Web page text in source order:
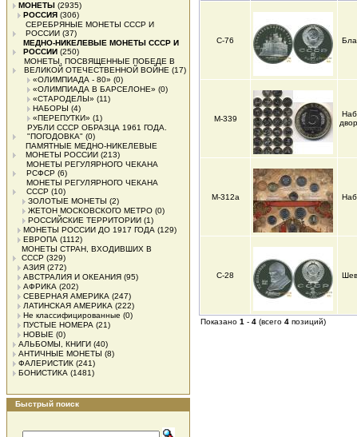
МОНЕТЫ (2935)
РОССИЯ (306)
СЕРЕБРЯНЫЕ МОНЕТЫ СССР И
РОССИИ (37)
МЕДНО-НИКЕЛЕВЫЕ МОНЕТЫ СССР И
РОССИИ (250)
МОНЕТЫ, ПОСВЯЩЕННЫЕ ПОБЕДЕ В
ВЕЛИКОЙ ОТЕЧЕСТВЕННОЙ ВОЙНЕ (17)
«ОЛИМПИАДА - 80» (0)
«ОЛИМПИАДА В БАРСЕЛОНЕ» (0)
«СТАРОДЕЛЫ» (11)
НАБОРЫ (4)
«ПЕРЕПУТКИ» (1)
РУБЛИ СССР ОБРАЗЦА 1961 ГОДА.
"ПОГОДОВКА" (0)
ПАМЯТНЫЕ МЕДНО-НИКЕЛЕВЫЕ
МОНЕТЫ РОССИИ (213)
МОНЕТЫ РЕГУЛЯРНОГО ЧЕКАНА
РСФСР (6)
МОНЕТЫ РЕГУЛЯРНОГО ЧЕКАНА
СССР (10)
ЗОЛОТЫЕ МОНЕТЫ (2)
ЖЕТОН МОСКОВСКОГО МЕТРО (0)
РОССИЙСКИЕ ТЕРРИТОРИИ (1)
МОНЕТЫ РОССИИ ДО 1917 ГОДА (129)
ЕВРОПА (1112)
МОНЕТЫ СТРАН, ВХОДИВШИХ В
СССР (329)
АЗИЯ (272)
АВСТРАЛИЯ И ОКЕАНИЯ (95)
АФРИКА (202)
СЕВЕРНАЯ АМЕРИКА (247)
ЛАТИНСКАЯ АМЕРИКА (222)
Не классифицированные (0)
ПУСТЫЕ НОМЕРА (21)
НОВЫЕ (0)
АЛЬБОМЫ, КНИГИ (40)
АНТИЧНЫЕ МОНЕТЫ (8)
ФАЛЕРИСТИК (241)
БОНИСТИКА (1481)
Быстрый поиск
С-76
М-339
М-312а
С-28
Показано 1 - 4 (всего 4 позиций)